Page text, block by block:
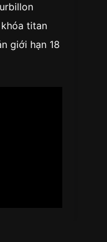
titan
giới hạn 18